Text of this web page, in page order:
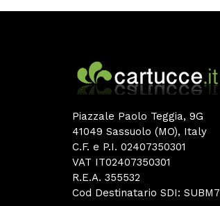
Piazzale Paolo Teggia, 9G
41049 Sassuolo (MO), Italy
C.F. e P.I. 02407350301
VAT IT02407350301
R.E.A. 355532
Cod Destinatario SDI: